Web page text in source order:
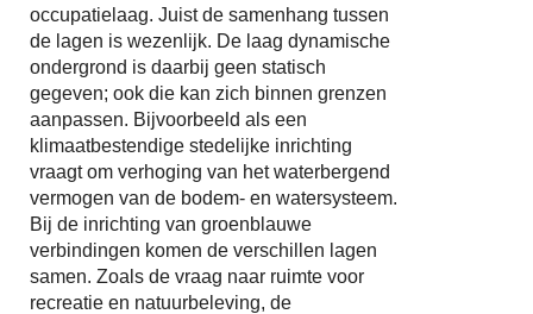
occupatielaag. Juist de samenhang tussen
de lagen is wezenlijk. De laag dynamische
ondergrond is daarbij geen statisch
gegeven; ook die kan zich binnen grenzen
aanpassen. Bijvoorbeeld als een
klimaatbestendige stedelijke inrichting
vraagt om verhoging van het waterbergend
vermogen van de bodem- en watersysteem.
Bij de inrichting van groenblauwe
verbindingen komen de verschillen lagen
samen. Zoals de vraag naar ruimte voor
recreatie en natuurbeleving, de